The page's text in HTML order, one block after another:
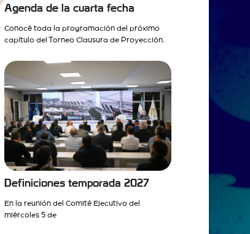
Agenda de la cuarta fecha
Conocé toda la programación del próximo
capítulo del Torneo Clausura de Proyección.
Definiciones temporada 2027
En la reunión del Comité Ejecutivo del
miércoles 5 de